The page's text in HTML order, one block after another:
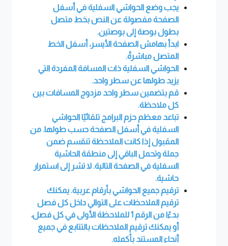
يجب وضع الحواشي السفلية في أسفل
الصفحة مفصولة عن النص بخط متصل
بطول بوصة إلى بوصتين.
ابدأ بهامش الصفحة الأيسر، أسفل الخط
المتصل مباشرةً.
الحواشي السفلية ذات المسافة المفردة التي
يزيد طولها عن سطر واحد.
قم بتضمين سطر واحد مزدوج المسافات بين
كل ملاحظة.
تباعد معظم حزم البرامج تلقائيًا الحواشي
السفلية في أسفل الصفحة حسب طولها. من
المقبول إذا كانت الملاحظة تنقسم ضمن
جملة وتحمل الباقي إلى منطقة الحاشية
السفلية في الصفحة التالية. لا تشر إلى استمرار
حاشية.
ترقيم جميع الحواشي بأرقام عربية. يمكنك
ترقيم الملاحظات على التوالي داخل كل فصل
بدءًا من الرقم 1 للملاحظة الأولى في كل فصل،
أو يمكنك ترقيم الملاحظات بالتتابع في جميع
أنحاء المستند بأكمله.